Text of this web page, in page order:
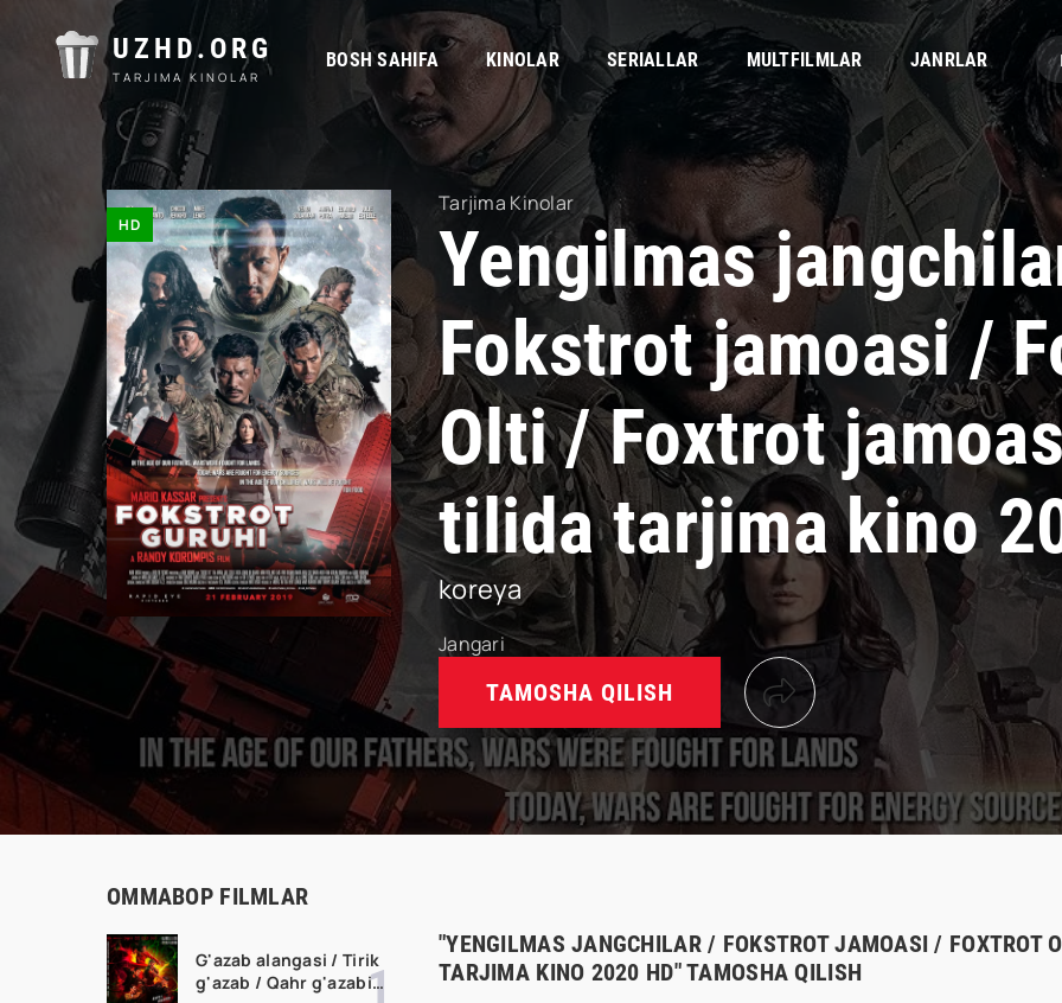
UZHD.ORG
TARJIMA KINOLAR
BOSH SAHIFA KINOLAR SERIALLAR MULTFILMLAR JANRLAR
HD
Tarjima Kinolar
Yengilmas
Fokstrot jamoasi /
Olti / Foxtrot
tilida tarjima kino
koreya
Jangari
TAMOSHA QILISH
OMMABOP FILMLAR
G'azab alangasi / Tirik
g'azab / Qahr g'azabi
"YENGILMAS JANGCHILAR / FOKSTROT JAMOASI / FOXTROT
TARJIMA KINO 2020 HD" TAMOSHA QILISH